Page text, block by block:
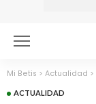
Mi Betis > Actualidad >
ACTUALIDAD